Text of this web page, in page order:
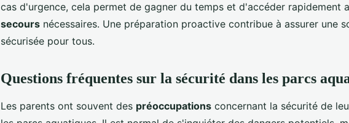
cas d'urgence, cela permet de gagner du temps et d'accéder rapidement
secours nécessaires. Une préparation proactive contribue à assurer une
sécurisée pour tous.
Questions fréquentes sur la sécurité dans les parcs
Les parents ont souvent des préoccupations concernant la sécurité de